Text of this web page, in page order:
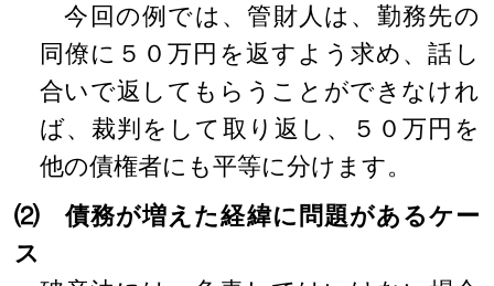
今回の例では、管財人は、勤務先の
同僚に５０万円を返すよう求め、話し
合いで返してもらうことができなけれ
ば、裁判をして取り返し、５０万円を
他の債権者にも平等に分けます。
⑵ 債務が増えた経緯に問題があるケー
ス